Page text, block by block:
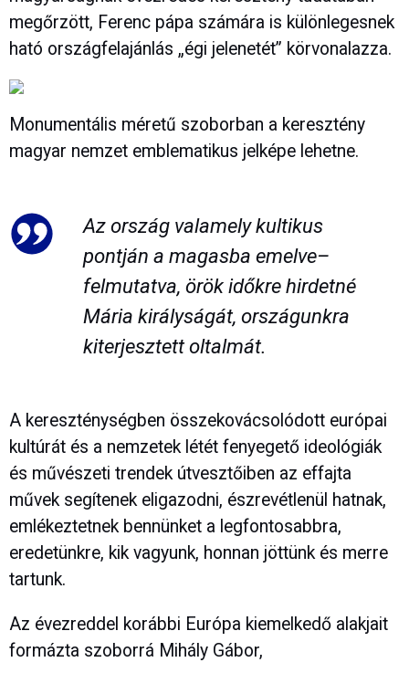
megőrzött, Ferenc pápa számára is különlegesnek
ható országfelajánlás „égi jelenetét” körvonalazza.
Monumentális méretű szoborban a keresztény
magyar nemzet emblematikus jelképe lehetne.
Az ország valamely kultikus
pontján a magasba emelve–
felmutatva, örök időkre hirdetné
Mária királyságát, országunkra
kiterjesztett oltalmát.
A kereszténységben összekovácsolódott európai
kultúrát és a nemzetek létét fenyegető ideológiák
és művészeti trendek útvesztőiben az effajta
művek segítenek eligazodni, észrevétlenül hatnak,
emlékeztetnek bennünket a legfontosabbra,
eredetünkre, kik vagyunk, honnan jöttünk és merre
tartunk.
Az évezreddel korábbi Európa kiemelkedő alakjait
formázta szoborrá Mihály Gábor,